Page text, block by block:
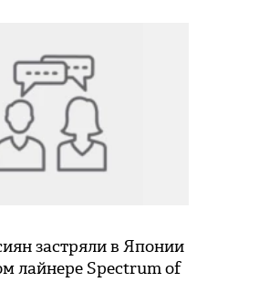
застряли в Японии
лайнере Spectrum of